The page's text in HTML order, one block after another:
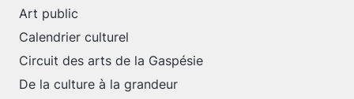
Art public
Calendrier culturel
Circuit des arts de la Gaspésie
De la culture à la grandeur